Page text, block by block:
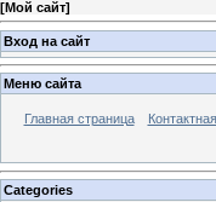
[Мой сайт]
Вход на сайт
Меню сайта
Главная страница
Categories